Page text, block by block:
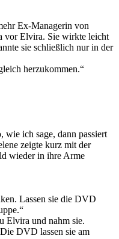
Ex-Managerin von
vor Elvira. Sie wirkte leicht
sie schließlich nur in der
herzukommen.“
wie ich sage, dann passiert
zeigte kurz mit der
wieder in ihre Arme
Lassen sie die DVD
Elvira und nahm sie.
DVD lassen sie am